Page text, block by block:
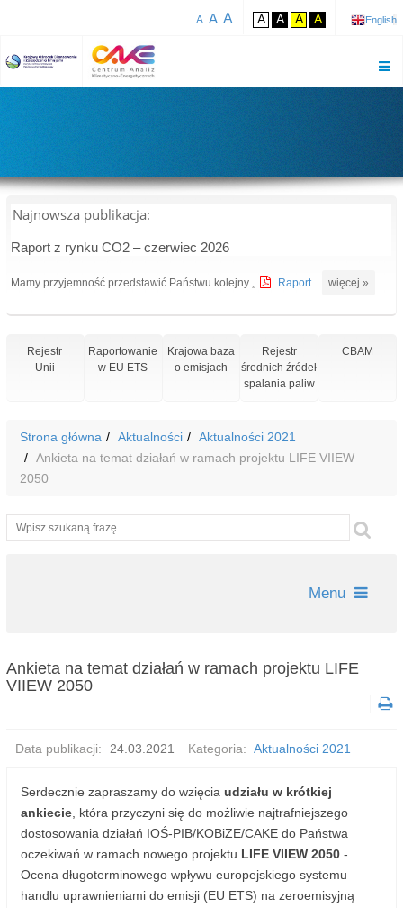
A A A A A A A English
Najnowsza publikacja:
Raport z rynku CO2 – czerwiec 2026
Mamy przyjemność przedstawić Państwu kolejny „ Raport... więcej »
Rejestr
Unii
Raportowanie
w EU ETS
Krajowa baza
o emisjach
Rejestr
średnich źródeł
spalania paliw
CBAM
Strona główna Aktualności
Aktualności 2021
Ankieta na temat działań w ramach projektu LIFE VIIEW
2050
Wyszukiwarka
Menu
Ankieta na temat działań w ramach projektu LIFE
VIIEW 2050
Data publikacji: 24.03.2021 Kategoria: Aktualności 2021
Serdecznie zapraszamy do wzięcia udziału w krótkiej
ankiecie , która przyczyni się do możliwie najtrafniejszego
dostosowania działań IOŚ-PIB/KOBiZE/CAKE do Państwa
oczekiwań w ramach nowego projektu LIFE VIIEW 2050 -
Ocena długoterminowego wpływu europejskiego systemu
handlu uprawnieniami do emisji (EU ETS) na zeroemisyjną